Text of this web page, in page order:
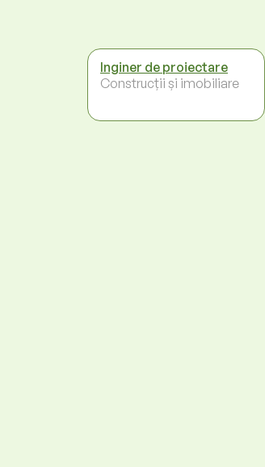
Inginer de proiectare
Construcții și imobiliare